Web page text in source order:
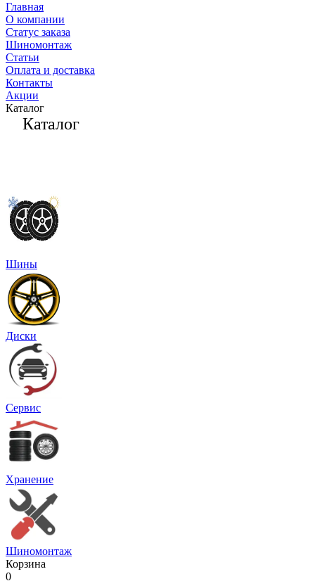
Главная
О компании
Статус заказа
Шиномонтаж
Статьи
Оплата и доставка
Контакты
Акции
Каталог
Каталог
Шины
Диски
Сервис
Хранение
Шиномонтаж
Корзина
0